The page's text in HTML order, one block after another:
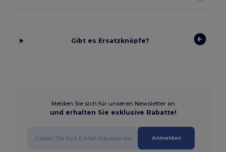
Gibt es Ersatzknöpfe?
Melden Sie sich für unseren Newsletter an
und erhalten Sie exklusive Rabatte!
Anmelden